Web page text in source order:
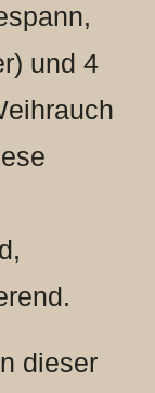
und 4
dieser